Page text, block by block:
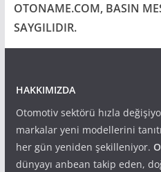
OTONAME.COM, BASIN
SAYGILIDIR.
HAKKIMIZDA
Otomotiv sektörü hızla
markalar yeni modellerini
her gün yeniden şekilleniyor.
dünyayı anbean takip eden,